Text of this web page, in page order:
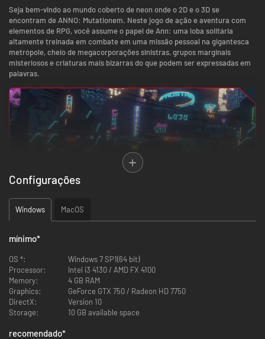
Seja bem-vindo ao mundo coberto de neon onde o 2D e o 3D se
encontram de ANNO: Mutationem. Neste jogo de ação e aventura com
elementos de RPG, você assume o papel de Ann: uma loba solitária
altamente treinada em combate em uma missão pessoal na gigantesca
metrópole, cheio de megacorporações sinistras, grupos marginais
misteriosos e criaturas mais bizarras do que podem ser expressadas em
palavras.
Explore e descubra
Este é um mundo cheio de surpresas esperando por você para desbravar!
Enquanto você passa pela história principal, você pode conversar com
um Corgi Ciborgue, arrumar um emprego de bartender de meio período,
caçar criminosos cruéis e revelar a verdadeira identidade de um
streamer famoso! Ao explorar diversos locais, como os néons de Noctis
Town, um navio de carga misterioso e enormes estruturas subterrâneas,
os jogadores estão livres para ir quando quiserem e agir como quiserem.
Configurações
Windows MacOS
mínimo*
OS *:
Windows 7 SP1(64 bit)
Processor:
Intel i3 4130 / AMD FX 4100
Memory:
4 GB RAM
Graphics:
GeForce GTX 750 / Radeon HD 7750
DirectX:
Version 10
Storage:
10 GB available space
recomendado*